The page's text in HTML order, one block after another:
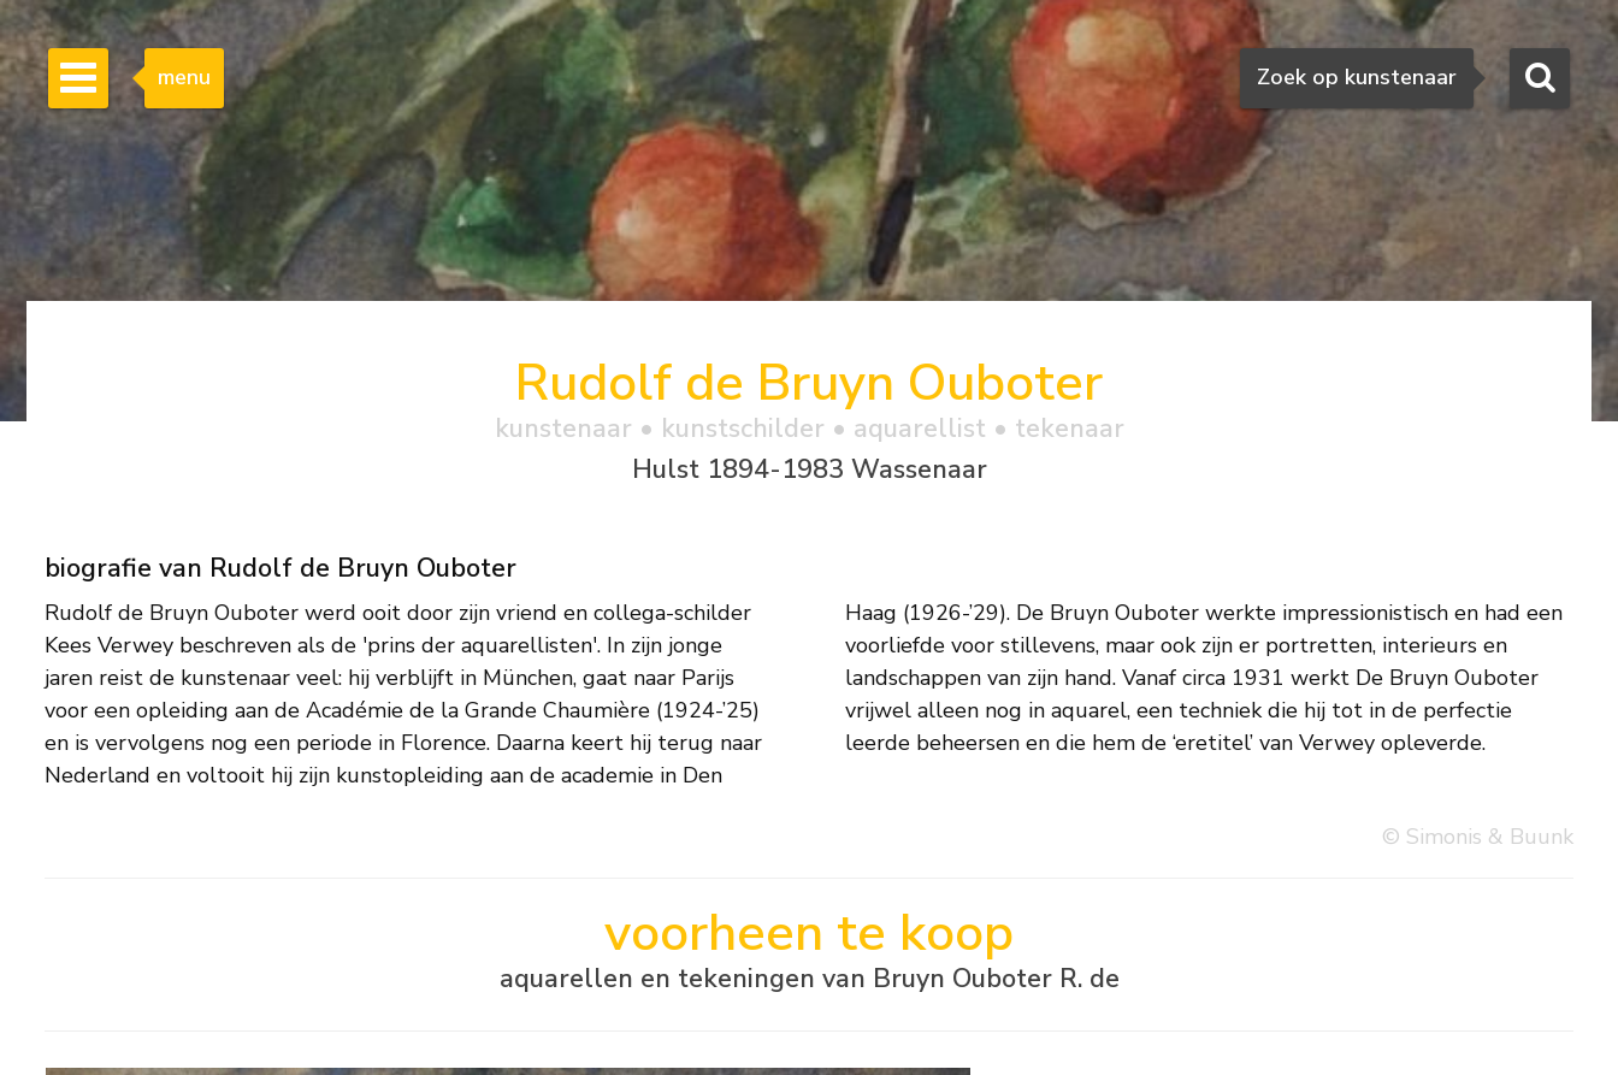
Zoeken
Zoek op kunstenaar
menu
Rudolf de Bruyn Ouboter
kunstenaar • kunstschilder • aquarellist • tekenaar
Hulst 1894-1983 Wassenaar
biografie van Rudolf de Bruyn Ouboter
Rudolf de Bruyn Ouboter werd ooit door zijn vriend en collega-schilder
Kees Verwey beschreven als de 'prins der aquarellisten'. In zijn jonge
jaren reist de kunstenaar veel: hij verblijft in München, gaat naar Parijs
voor een opleiding aan de Académie de la Grande Chaumière (1924-’25)
en is vervolgens nog een periode in Florence. Daarna keert hij terug naar
Nederland en voltooit hij zijn kunstopleiding aan de academie in Den
Haag (1926-’29). De Bruyn Ouboter werkte impressionistisch en had een
voorliefde voor stillevens, maar ook zijn er portretten, interieurs en
landschappen van zijn hand. Vanaf circa 1931 werkt De Bruyn Ouboter
vrijwel alleen nog in aquarel, een techniek die hij tot in de perfectie
leerde beheersen en die hem de ‘eretitel’ van Verwey opleverde.
© Simonis & Buunk
voorheen te koop
aquarellen en tekeningen van Bruyn Ouboter R. de